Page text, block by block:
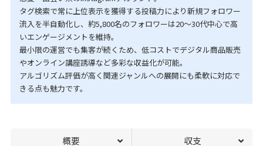
タグ検索で常に上位表示を獲得する投稿力により新規フォロワー
流入を半自動化し、約5,800名のフォロワーは20〜30代中心で高
いエンゲージメントを維持。
最小限の運営でも集客が続くため、低コストでデジタル商品販売
やオンライン講座誘導など多彩な収益化が可能。
アルゴリズム評価が高く関連ジャンルへの展開にも柔軟に対応で
きる点も魅力です。
概要 収支